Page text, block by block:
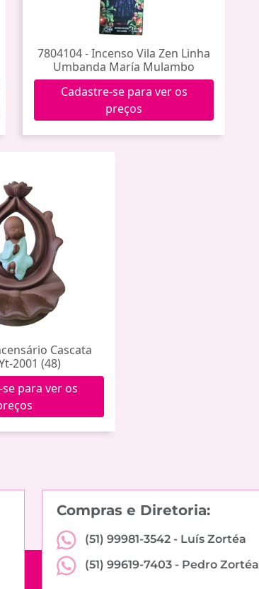
7804104 - Incenso Vila Zen Linha
Umbanda María Mulambo
Cadastre-se para ver os
preços
Cascata
2001 (48)
para ver os
Compras e Diretoria:
(51) 99981-3542 - Luís Zortéa
(51) 99619-7403 - Pedro Zortéa